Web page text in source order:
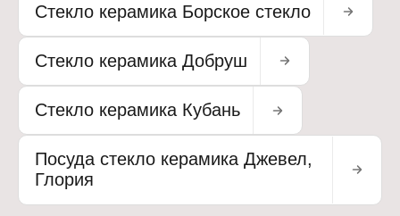
Стекло керамика Борское стекло
Стекло керамика Добруш
Стекло керамика Кубань
Посуда стекло керамика Джевел,
Глория